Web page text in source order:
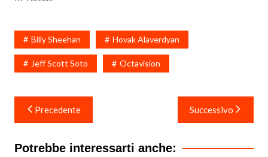
Billy Sheehan Hovak Alaverdyan
Jeff Scott Soto Octavision
Navigazione
articoli
Precedente Successivo
Potrebbe interessarti anche: